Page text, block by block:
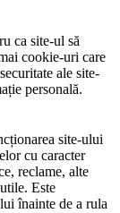
ca site-ul să
cookie-uri care
ale site-
personală.
site-ului
cu caracter
reclame, alte
Este
înainte de a rula